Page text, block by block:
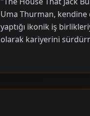
Uma Thurman,
yaptığı ikonik iş
olarak kariyerini